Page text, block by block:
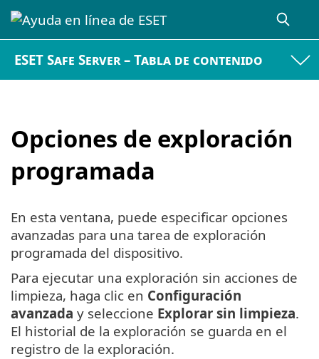
ESET Safe Server – Tabla de contenido
Opciones de exploración
programada
En esta ventana, puede especificar opciones
avanzadas para una tarea de exploración
programada del dispositivo.
Para ejecutar una exploración sin acciones de
limpieza, haga clic en Configuración
avanzada y seleccione Explorar sin limpieza.
El historial de la exploración se guarda en el
registro de la exploración.